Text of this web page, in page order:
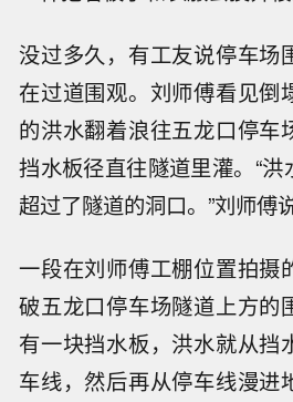
没过多久，有工友说停车场
在过道围观。刘师傅看见倒
的洪水翻着浪往五龙口停车
挡水板径直往隧道里灌。“
超过了隧道的洞口。”刘师傅说
一段在刘师傅工棚位置拍摄
破五龙口停车场隧道上方的
有一块挡水板，洪水就从挡
车线，然后再从停车线漫进